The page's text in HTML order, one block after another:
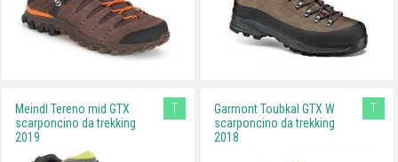
Meindl Tereno mid GTX
scarponcino da trekking
2019
T
Garmont Toubkal GTX W
scarponcino da trekking
2018
T